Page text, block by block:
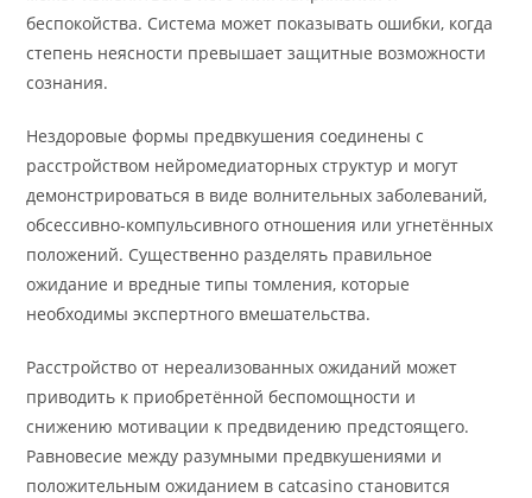
беспокойства. Система может показывать ошибки, когда
степень неясности превышает защитные возможности
сознания.
Нездоровые формы предвкушения соединены с
расстройством нейромедиаторных структур и могут
демонстрироваться в виде волнительных заболеваний,
обсессивно-компульсивного отношения или угнетённых
положений. Существенно разделять правильное
ожидание и вредные типы томления, которые
необходимы экспертного вмешательства.
Расстройство от нереализованных ожиданий может
приводить к приобретённой беспомощности и
снижению мотивации к предвидению предстоящего.
Равновесие между разумными предвкушениями и
положительным ожиданием в catcasino становится